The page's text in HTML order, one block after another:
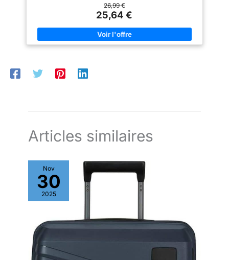
qualité supérieure: Ces valises LALAHO en ABS sont légères,
résistantes aux rayures et durables. Faciles à nettoyer, elles
allient esthétique et praticité pour des valises cabine ou soute
toujours impeccables. Roues pivotantes & fermetures solides:
Les roulettes 360° et les fermetures éclair renforcées assurent
une maniabilité parfaite et une longue durée de vie. Idéal pour
valises cabine ou valises soute lors des contrôles de sécurité.
Design pratique et bien pensé: Avec poignée télescopique,
26,99 €
25,64 €
Articles similaires
Nov
30
2025